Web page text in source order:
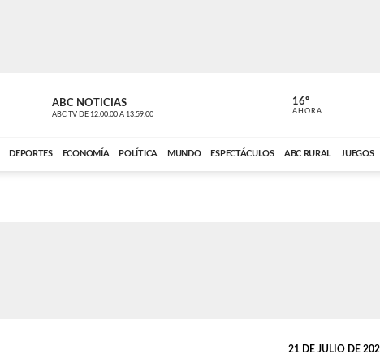
ABC NOTICIAS
ABC TV DE 12:00:00 A 13:59:00 ABC CARDINAL
16º
AHORA
DEPORTES ECONOMÍA POLÍTICA MUNDO ESPECTÁCULOS ABC RURAL JUEGOS
21 DE JULIO DE